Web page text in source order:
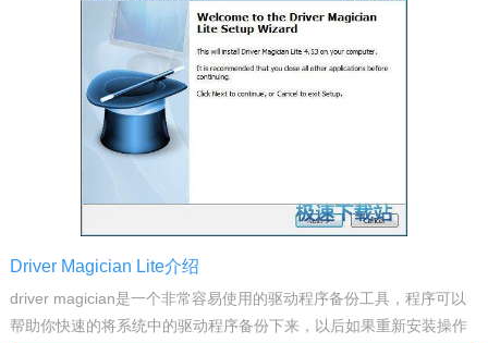
Driver Magician Lite介绍
driver magician是一个非常容易使用的驱动程序备份工具，程序可以
帮助你快速的将系统中的驱动程序备份下来，以后如果重新安装操作